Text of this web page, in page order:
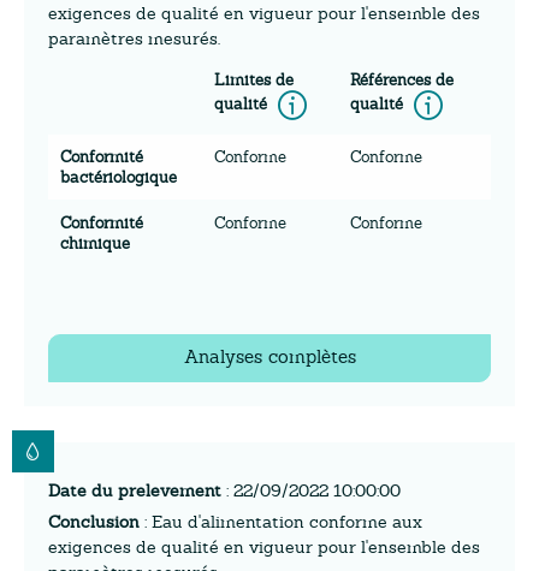
exigences de qualité en vigueur pour l'ensemble des
paramètres mesurés.
Limites de
qualité
Information
Références de
qualité
Conformité
bactériologique
Conforme Conforme
Conformité
chimique
Conforme Conforme
Analyses complètes
Date du prelevement : 22/09/2022 10:00:00
Conclusion : Eau d'alimentation conforme aux
exigences de qualité en vigueur pour l'ensemble des